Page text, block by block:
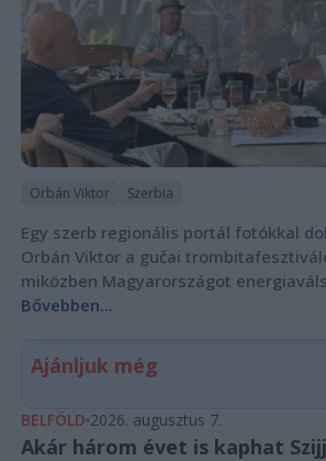
Orbán Viktor Szerbia
Egy szerb regionális portál fotókkal
Orbán Viktor a gučai
miközben Magyarországot
Bővebben...
Ajánljuk még
BELFÖLD 2026. augusztus 7.
Akár három évet is kaphat